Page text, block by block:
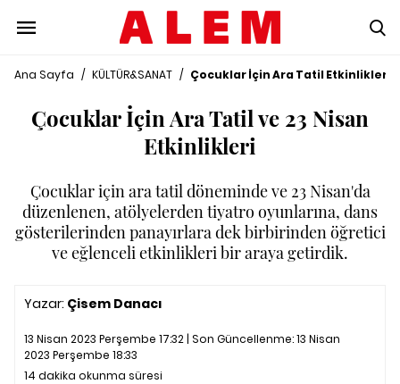
Ana Sayfa / KÜLTÜR&SANAT / Çocuklar İçin Ara Tatil Etkinlikleri
Çocuklar İçin Ara Tatil ve 23 Nisan
Etkinlikleri
Çocuklar için ara tatil döneminde ve 23 Nisan'da
düzenlenen, atölyelerden tiyatro oyunlarına, dans
gösterilerinden panayırlara dek birbirinden öğretici
ve eğlenceli etkinlikleri bir araya getirdik.
Yazar: Çisem Danacı
13 Nisan 2023 Perşembe 17:32 | Son Güncellenme:13 Nisan
2023 Perşembe 18:33
14 dakika okunma süresi